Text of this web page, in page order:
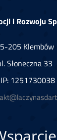
i Rozwoju
205 Klembów
Słoneczna 33
1251730038